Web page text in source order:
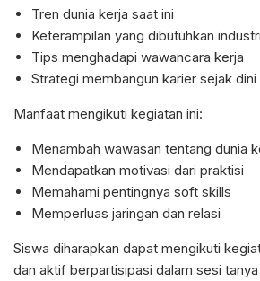
Tren dunia kerja saat ini
Keterampilan yang dibutuhkan industri
Tips menghadapi wawancara kerja
Strategi membangun karier sejak dini
Manfaat mengikuti kegiatan ini:
Menambah wawasan tentang dunia
Mendapatkan motivasi dari praktisi
Memahami pentingnya soft skills
Memperluas jaringan dan relasi
Siswa diharapkan dapat mengikuti
dan aktif berpartisipasi dalam sesi